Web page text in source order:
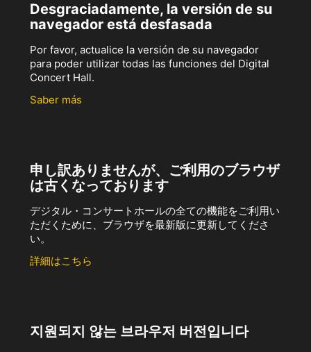
Desgraciadamente, la versión de su
navegador está desfasada
Por favor, actualice la versión de su navegador
para poder utilizar todas las funciones del Digital
Concert Hall.
Saber más
申し訳ありませんが、ご利用のブラウザ
は古くなっております
デジタル・コンサートホールの全ての機能をご利用い
ただくために、ブラウザを最新版に更新してくださ
い。
詳細はこちら
지원되지 않는 브라우저 버전입니다